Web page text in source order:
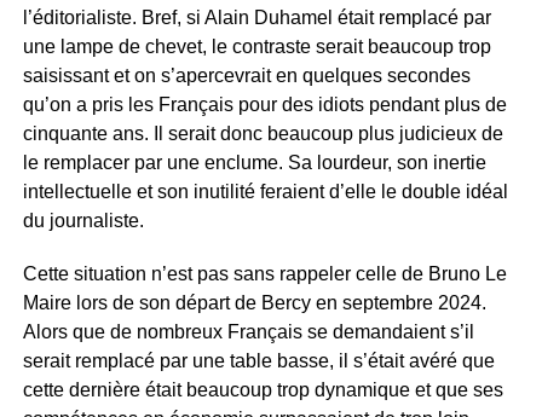
l’éditorialiste. Bref, si Alain Duhamel était remplacé par
une lampe de chevet, le contraste serait beaucoup trop
saisissant et on s’apercevrait en quelques secondes
qu’on a pris les Français pour des idiots pendant plus de
cinquante ans. Il serait donc beaucoup plus judicieux de
le remplacer par une enclume. Sa lourdeur, son inertie
intellectuelle et son inutilité feraient d’elle le double idéal
du journaliste.
Cette situation n’est pas sans rappeler celle de Bruno Le
Maire lors de son départ de Bercy en septembre 2024.
Alors que de nombreux Français se demandaient s’il
serait remplacé par une table basse, il s’était avéré que
cette dernière était beaucoup trop dynamique et que ses